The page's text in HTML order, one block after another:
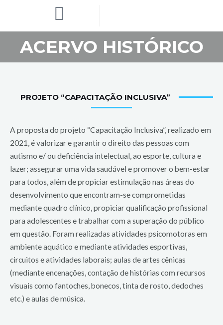
ACERVO HISTÓRICO
PROJETO “CAPACITAÇÃO INCLUSIVA”
A proposta do projeto “Capacitação Inclusiva”, realizado em
2021, é valorizar e garantir o direito das pessoas com
autismo e/ ou deficiência intelectual, ao esporte, cultura e
lazer; assegurar uma vida saudável e promover o bem-estar
para todos, além de propiciar estimulação nas áreas do
desenvolvimento que encontram-se comprometidas
mediante quadro clínico, propiciar qualificação profissional
para adolescentes e trabalhar com a superação do público
em questão. Foram realizadas atividades psicomotoras em
ambiente aquático e mediante atividades esportivas,
circuitos e atividades laborais; aulas de artes cênicas
(mediante encenações, contação de histórias com recursos
visuais como fantoches, bonecos, tinta de rosto, dedoches
etc.) e aulas de música.